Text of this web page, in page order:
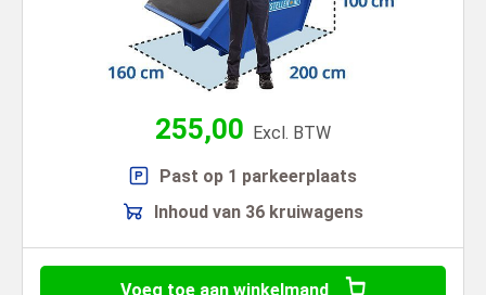
255,00 Excl. BTW
Past op 1 parkeerplaats
Inhoud van 36 kruiwagens
Voeg toe aan winkelmand